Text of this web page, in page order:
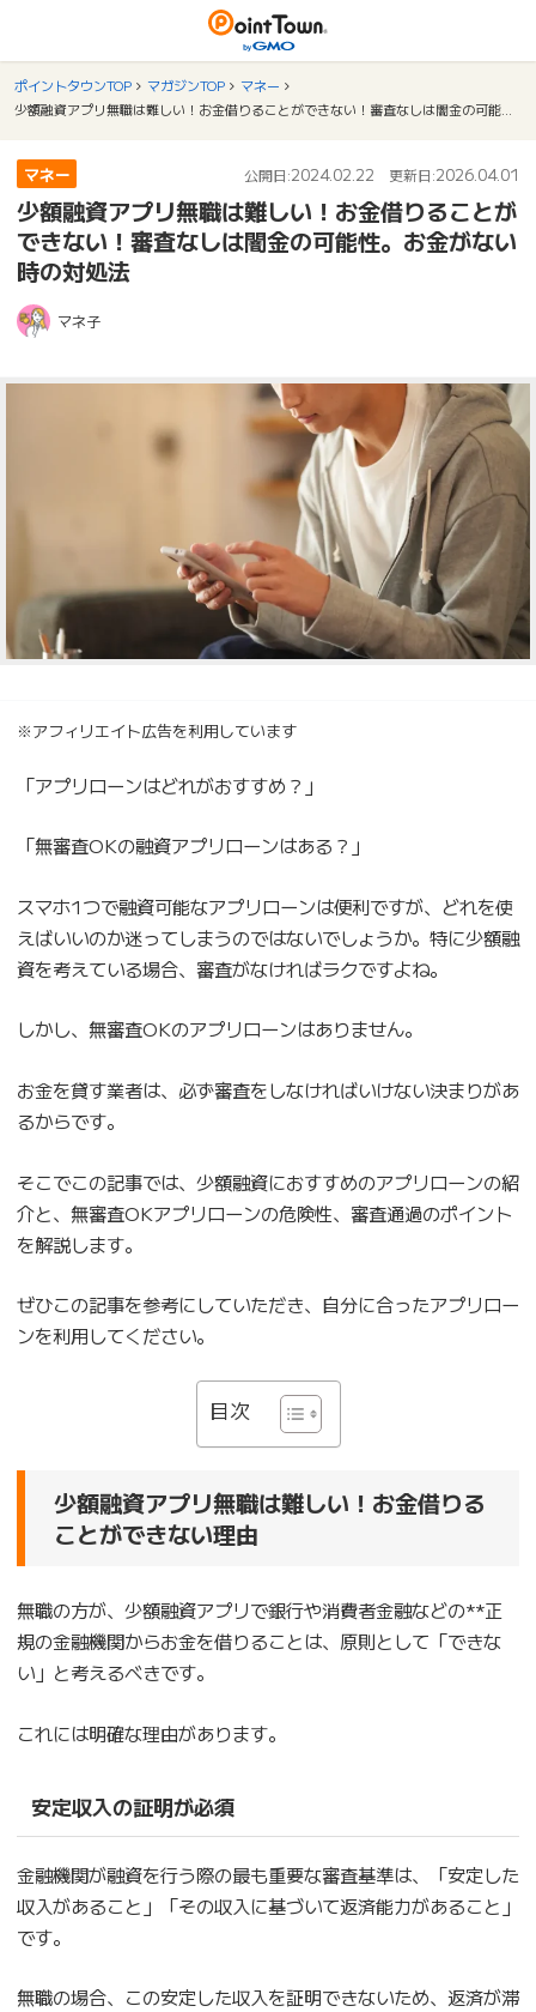
ポイントタウンTOP マガジンTOP
マネー
マネー 公開日:2024.02.22 更新日:2026.04.01
少額融資アプリ無職は難しい！お金借りることが
できない！審査なしは闇金の可能性。お金がない
時の対処法
マネ子
※アフィリエイト広告を利用しています
「アプリローンはどれがおすすめ？」
「無審査OKの融資アプリローンはある？」
スマホ1つで融資可能なアプリローンは便利ですが、どれを使
えばいいのか迷ってしまうのではないでしょうか。特に少額融
資を考えている場合、審査がなければラクですよね。
しかし、無審査OKのアプリローンはありません。
お金を貸す業者は、必ず審査をしなければいけない決まりがあ
るからです。
そこでこの記事では、少額融資におすすめのアプリローンの紹
介と、無審査OKアプリローンの危険性、審査通過のポイント
を解説します。
ぜひこの記事を参考にしていただき、自分に合ったアプリロー
ンを利用してください。
目次
少額融資アプリ無職は難しい！お金借りる
ことができない理由
無職の方が、少額融資アプリで銀行や消費者金融などの**正
規の金融機関からお金を借りることは、原則として「できな
い」と考えるべきです。
これには明確な理由があります。
安定収入の証明が必須
金融機関が融資を行う際の最も重要な審査基準は、「安定した
収入があること」「その収入に基づいて返済能力があること」
です。
無職の場合、この安定した収入を証明できないため、返済が滞